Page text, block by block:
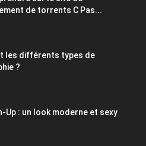
de torrents C Pas...
les différents types de
?
Up : un look moderne et sexy